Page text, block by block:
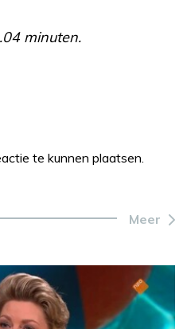
minuten.
te kunnen plaatsen.
Meer